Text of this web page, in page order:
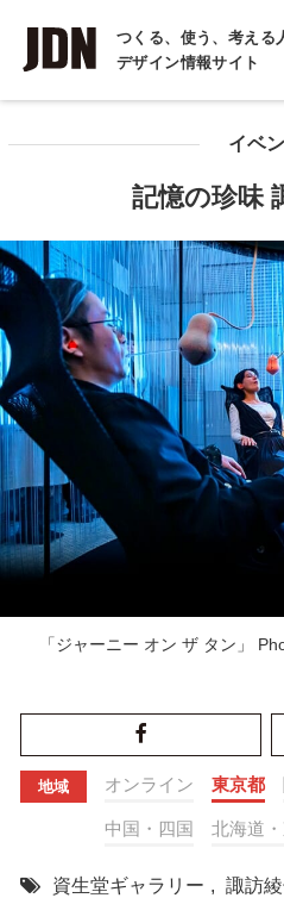
つくる、使う、考える
デザイン情報サイト
INTERVIEW
インタビュー
コラム
イベ
記憶の珍味
「ジャーニー オン ザ タン」
地域 オンライン 東京都
中国・四国 北海道
資生堂ギャラリー , 諏訪